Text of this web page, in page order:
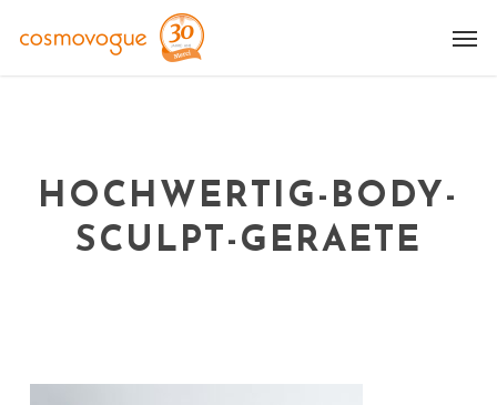
to
HOCHWERTIG-BODY-
SCULPT-GERAETE